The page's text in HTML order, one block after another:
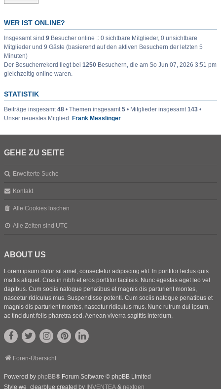
WER IST ONLINE?
Insgesamt sind 9 Besucher online :: 0 sichtbare Mitglieder, 0 unsichtbare
Mitglieder und 9 Gäste (basierend auf den aktiven Besuchern der letzten 5
Minuten)
Der Besucherrekord liegt bei 1250 Besuchern, die am So Jun 07, 2026 3:51 pm
gleichzeitig online waren.
STATISTIK
Beiträge insgesamt48 • Themen insgesamt5 • Mitglieder insgesamt143 •
Unser neuestes Mitglied: Frank Messlinger
GEHE ZU SEITE
Erweiterte Suche
Kontakt
Alle Cookies löschen
Alle Zeiten sind UTC
ABOUT US
Lorem ipsum dolor sit amet, consectetur adipiscing elit. In porttitor lectus quis
mattis aliquet. Cras in nibh et eros porttitor facilisis. Nunc egestas eget leo vel
dapibus. Cum sociis natoque penatibus et magnis dis parturient montes,
nascetur ridiculus mus. Suspendisse potenti. Cum sociis natoque penatibus et
magnis dis parturient montes, nascetur ridiculus mus. Nunc rutrum dui ipsum,
ac tincidunt felis pharetra sed. Aenean viverra sagittis interdum.
Foren-Übersicht
Powered by phpBB® Forum Software © phpBB Limited
Style we_clearblue created by INVENTEA & nextgen